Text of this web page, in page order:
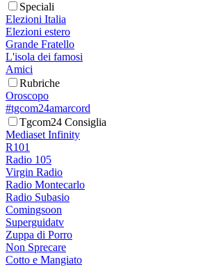
Speciali
Elezioni Italia
Elezioni estero
Grande Fratello
L'isola dei famosi
Amici
Rubriche
Oroscopo
#tgcom24amarcord
Tgcom24 Consiglia
Mediaset Infinity
R101
Radio 105
Virgin Radio
Radio Montecarlo
Radio Subasio
Comingsoon
Superguidatv
Zuppa di Porro
Non Sprecare
Cotto e Mangiato